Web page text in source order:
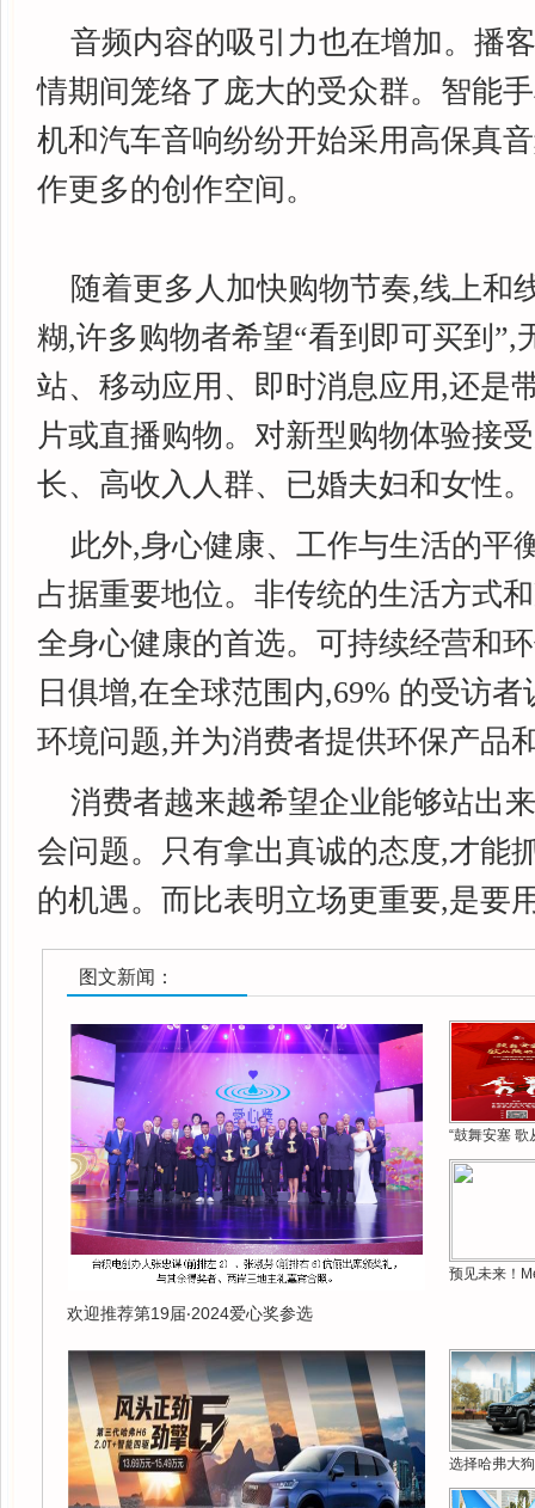
音频内容的吸引力也在增加。播
情期间笼络了庞大的受众群。智能
机和汽车音响纷纷开始采用高保真
作更多的创作空间。
随着更多人加快购物节奏,线上和
糊,许多购物者希望“看到即可买到”,
站、移动应用、即时消息应用,还是
片或直播购物。对新型购物体验接
长、高收入人群、已婚夫妇和女性。
此外,身心健康、工作与生活的平
占据重要地位。非传统的生活方式
全身心健康的首选。可持续经营和
日俱增,在全球范围内,69% 的受访
环境问题,并为消费者提供环保产品
消费者越来越希望企业能够站出
会问题。只有拿出真诚的态度,才能
的机遇。而比表明立场更重要,是要
图文新闻：
欢迎推荐第19届‧2024爱心奖参选
“鼓舞安塞 歌
预见未来！
选择哈弗大